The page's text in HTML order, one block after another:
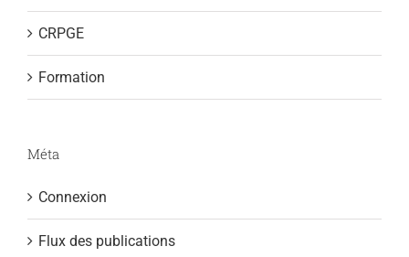
CRPGE
Formation
Méta
Connexion
Flux des publications